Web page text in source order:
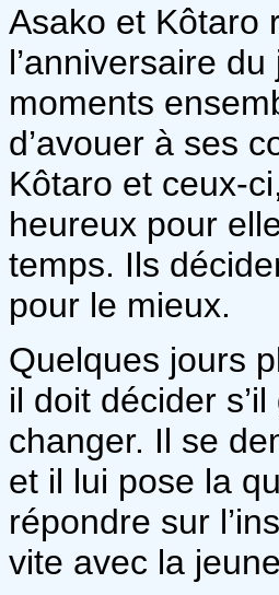
Asako et Kôtaro
l’anniversaire
moments
d’avouer à ses
Kôtaro et ceux-
heureux pour
temps. Ils
pour le mieux.
Quelques jours
il doit décider
changer. Il se
et il lui pose la
répondre sur
vite avec la